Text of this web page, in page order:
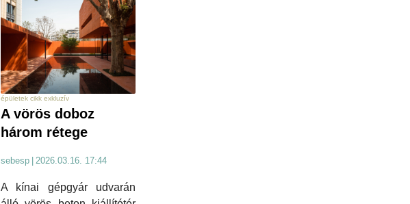
épületek cikk exkluzív
A vörös doboz
három rétege
sebesp 2026.03.16. 17:44
A kínai gépgyár udvarán